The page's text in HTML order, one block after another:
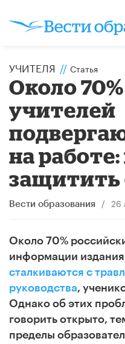
УЧИТЕЛЯ // Статья
Около
учителей
на работе:
защитить
Вести образования / 26
Около 70%
информации издания
сталкиваются с
руководства,
Однако об этих
говорить открыто,
пределы